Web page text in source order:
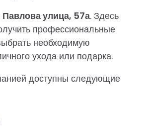
Павлова улица, 57а. Здесь
профессиональные
необходимую
ухода или подарка.
доступны следующие